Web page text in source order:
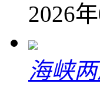
2026
海峡